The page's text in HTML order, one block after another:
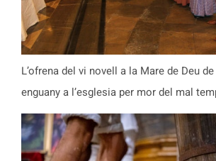
L’ofrena del vi novell a la Mare de Deu
enguany a l’esglesia per mor del mal